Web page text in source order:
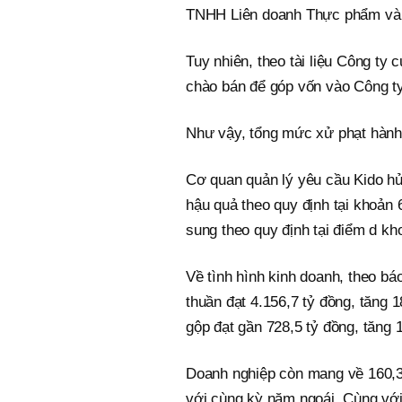
TNHH Liên doanh Thực phẩm
Tuy nhiên, theo tài liệu Công ty
chào bán để góp vốn vào Công
Như vậy, tổng mức xử phạt
Cơ quan quản lý yêu cầu Kido
hậu quả theo quy định tại
sung theo quy định tại điểm d
Về tình hình kinh doanh, theo
thuần đạt 4.156,7 tỷ đồng, tăng
gộp đạt gần 728,5 tỷ đồng, tăng
Doanh nghiệp còn mang về